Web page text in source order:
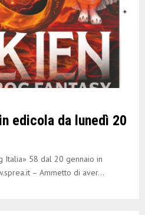
edicola da lunedì 20
Italia» 58 dal 20 gennaio in
– Ammetto di aver...